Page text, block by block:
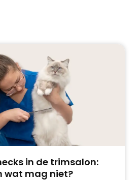
in de trimsalon:
wat mag niet?